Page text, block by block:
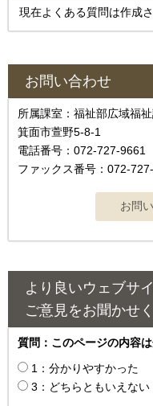
現在よくある質問は作成
お問い合わせ
所属課室：福祉部広域福
箕面市萱野5-8-1
電話番号：072-727-9661
ファックス番号：072-
より良いウェブサ
ご意見をお聞かせ
質問：このページの内容
1：分かりやすかった
3：どちらともいえない